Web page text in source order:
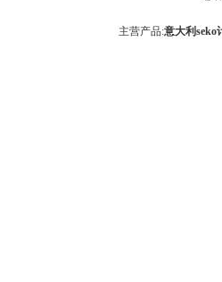
主营产品:意大利seko